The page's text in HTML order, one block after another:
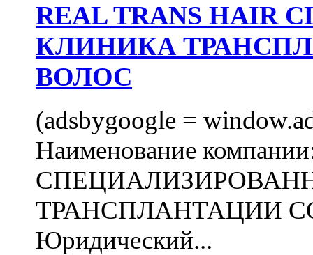
REAL TRANS
КЛИНИКА
ВОЛОС
(adsbygoogle =
Наименование
ТРАНСПЛАНТАЦИИ
Юридический...